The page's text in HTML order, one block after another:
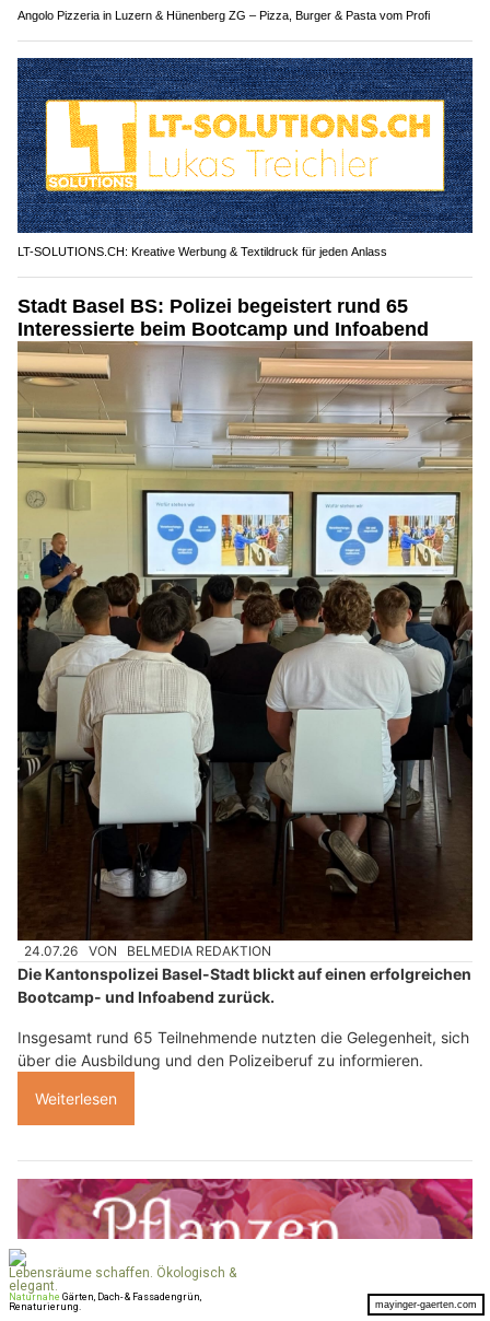
Angolo Pizzeria in Luzern & Hünenberg ZG – Pizza, Burger & Pasta vom Profi
LT-SOLUTIONS.CH: Kreative Werbung & Textildruck für jeden Anlass
Stadt Basel BS: Polizei begeistert rund 65
Interessierte beim Bootcamp und Infoabend
24.07.26 VON BELMEDIA REDAKTION
Die Kantonspolizei Basel-Stadt blickt auf einen erfolgreichen
Bootcamp- und Infoabend zurück.
Insgesamt rund 65 Teilnehmende nutzten die Gelegenheit, sich
über die Ausbildung und den Polizeiberuf zu informieren.
Weiterlesen